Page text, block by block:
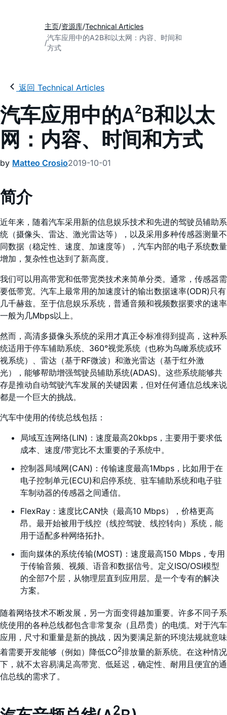
主页 资源库 Technical Articles
汽车应用中的A2B和以太网：内容、时间和
方式
返回 Technical Articles
汽车应用中的A²B和以太
网：内容、时间和方式
by Matteo Crosio2019-10-01
简介
近年来，随着汽车采用新的信息娱乐技术和先进的驾驶员辅助系
统（摄像头、雷达、激光雷达等），以及采用多种传感器测量不
同数据（稳定性、速度、加速度等），汽车内部的电子系统数量
增加，复杂性也达到了新高度。
我们可以用高带宽和低带宽类技术来简单分类。通常，传感器需
要低带宽。汽车上最常用的加速度计的输出数据速率(ODR)只有
几千赫兹。至于信息娱乐系统，普通音频和视频数据要求的速率
一般为几Mbps以上。
然而，高清多摄像头系统的采用才真正令标准得到提高，这种系
统适用于停车辅助系统、360°视觉系统（也称为鸟瞰系统或环
视系统）、雷达（基于RF微波）和激光雷达（基于红外激
光），能够帮助增强驾驶员辅助系统(ADAS)。这些系统能够共
存是推动自动驾驶汽车发展的关键因素，但对任何通信总线来说
都是一个巨大的挑战。
汽车中使用的传统总线包括：
局域互连网络(LIN)：速度最高20kbps，主要用于要求低
成本、速度/带宽比不太重要的子系统中。
控制器局域网(CAN)：传输速度最高1Mbps，比如用于在
电子控制单元(ECU)和启停系统、驻车辅助系统和电子驻
车制动器的传感器之间通信。
FlexRay：速度比CAN快（最高10 Mbps），价格更高
昂。最开始被用于线控（线控驾驶、线控转向）系统，能
用于适配多种网络拓扑。
面向媒体的系统传输(MOST)：速度最高150 Mbps，专用
于传输音频、视频、语音和数据信号。定义ISO/OSI模型
的全部7个层，从物理层直到应用层。是一个专有的解决
方案。
随着网络技术不断发展，另一方面变得越加重要。许多不同子系
统使用的各种总线都包含非常复杂（且昂贵）的电缆。对于汽车
应用，尺寸和重量是新的挑战，因为要满足新的环境法规就意味
着需要开发能够（例如）降低CO2排放量的新系统。在这种情况
下，就不太容易满足高带宽、低延迟，确定性、耐用且便宜的通
信总线的需求了。
2